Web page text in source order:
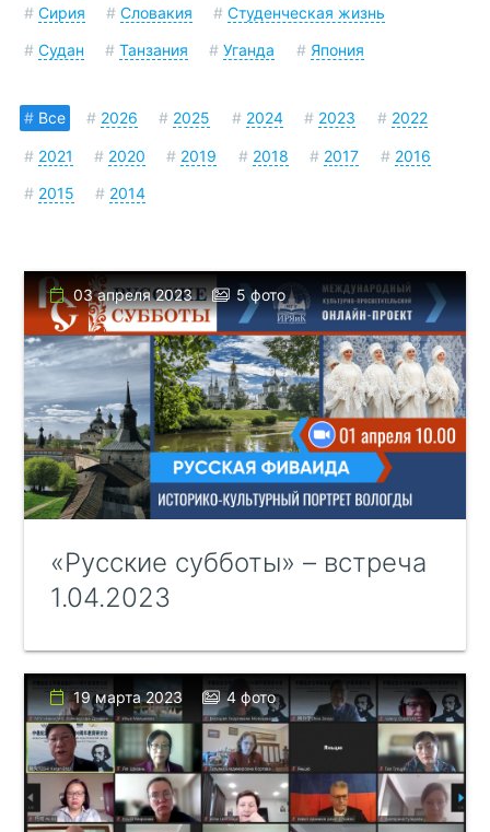
# Сирия # Словакия # Студенческая жизнь
# Судан # Танзания # Уганда # Япония
# Все # 2026 # 2025 # 2024 # 2023 # 2022
# 2021 # 2020 # 2019 # 2018 # 2017 # 2016
# 2015 # 2014
03 апреля 2023 5 фото
«Русские субботы» – встреча
1.04.2023
19 марта 2023 4 фото